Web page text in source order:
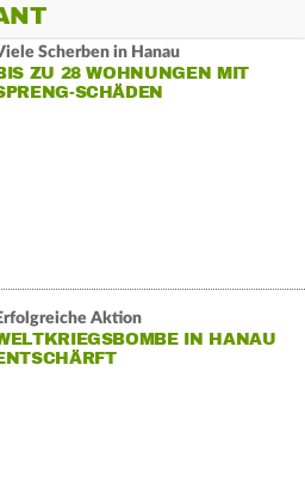
Scherben in Hanau
ZU 28 WOHNUNGEN MIT
SCHÄDEN
Aktion
IN HANAU